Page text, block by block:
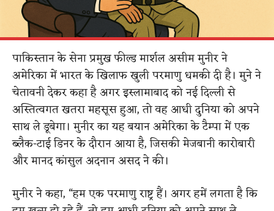
पाकिस्तान के सेना प्रमुख फील्ड मार्शल असीम मुनीर ने
अमेरिका में भारत के खिलाफ खुली परमाणु धमकी दी है। मुने ने
चेतावनी देकर कहा है अगर इस्लामाबाद को नई दिल्ली से
अस्तित्वगत खतरा महसूस हुआ, तो वह आधी दुनिया को अपने
साथ ले डूबेगा। मुनीर का यह बयान अमेरिका के टैम्पा में एक
ब्लैक-टाई डिनर के दौरान आया है, जिसकी मेजबानी कारोबारी
और मानद कांसुल अदनान असद ने की।
मुनीर ने कहा, “हम एक परमाणु राष्ट्र हैं। अगर हमें लगता है कि